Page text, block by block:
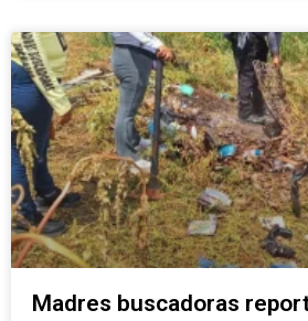
Madres buscadoras